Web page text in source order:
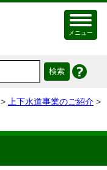
メニュー
> 上下水道事業のご紹介 >